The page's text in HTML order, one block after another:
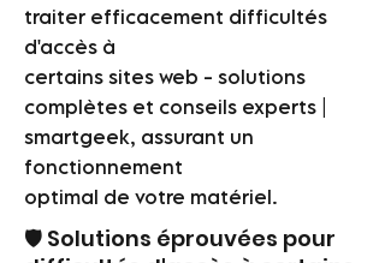
traiter efficacement difficultés
d'accès à
certains sites web - solutions
complètes et conseils experts |
smartgeek, assurant un
fonctionnement
optimal de votre matériel.
🛡️ Solutions éprouvées pour